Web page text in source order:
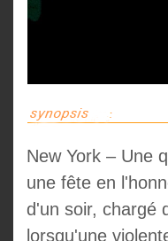
New York – Une
une fête en
d'un soir, chargé
lorsqu'une